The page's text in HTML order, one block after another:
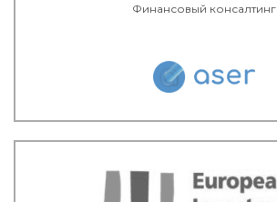
Финансовый консалтинг